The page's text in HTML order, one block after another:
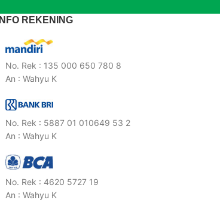
INFO REKENING
No. Rek : 135 000 650 780 8
An : Wahyu K
No. Rek : 5887 01 010649 53 2
An : Wahyu K
No. Rek : 4620 5727 19
An : Wahyu K